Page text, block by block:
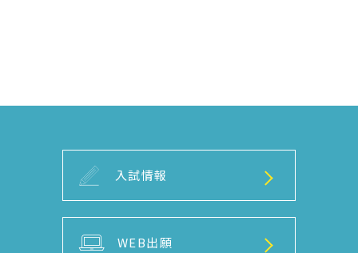
入試情報
WEB出願